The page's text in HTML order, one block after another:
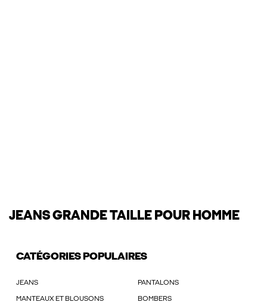
JEANS GRANDE TAILLE POUR HOMME
CATÉGORIES POPULAIRES
JEANS PANTALONS
MANTEAUX ET BLOUSONS BOMBERS